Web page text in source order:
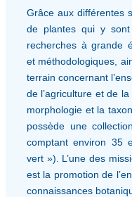
Grâce aux différentes
de plantes qui y sont
recherches à grande
et méthodologiques,
terrain concernant
de l’agriculture et de
morphologie et la
possède une
comptant environ 35
vert »). L’une des
est la promotion de
connaissances